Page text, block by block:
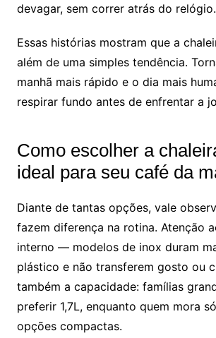
devagar, sem correr atrás do relógio.
Essas histórias mostram que a
além de uma simples tendência.
manhã mais rápido e o dia mais
respirar fundo antes de enfrentar a
Como escolher a
ideal para seu café da
Diante de tantas opções, vale
fazem diferença na rotina. Atenção
interno — modelos de inox duram
plástico e não transferem gosto ou
também a capacidade: famílias
preferir 1,7L, enquanto quem mora
opções compactas.